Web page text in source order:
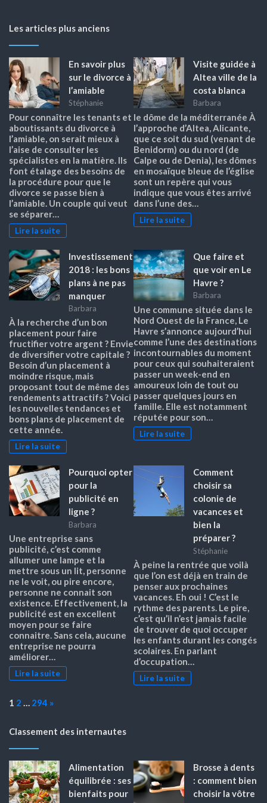
Les articles plus anciens
En savoir plus
sur le divorce à
l’amiable
Stéphanie
Pour connaître les tenants et
aboutissants du divorce à
l’amiable, on serait mieux à
l’aise de consulter les
spécialistes en la matière. Ils
font étalage des besoins de
la procédure pour que le
divorce se passe bien à
l’amiable. Un couple qui veut
se séparer…
Lire la suite
Visite guidée à
Altea ville de la
costa blanca
Barbara
le dôme de la méditerranée À
l’approche d’Altea, Alicante,
que ce soit du sud (venant de
Benidorm) ou du nord (de
Calpe ou de Denia), les dômes
en mosaïque bleue de l’église
sont un repère qui vous
indique que vous êtes arrivé
dans l’une des…
Lire la suite
Investissement
2018 : les bons
plans à ne pas
manquer
Barbara
À la recherche d’un bon
placement pour faire
fructifier votre argent ? Envie
de diversifier votre capitale ?
Besoin d’un placement à
moindre risque, mais
proposant tout de même des
rendements attractifs ? Voici
les nouvelles tendances et
bons plans de placement de
cette année.
Lire la suite
Que faire et
que voir en Le
Havre ?
Barbara
Une commune située dans le
Nord Ouest de la France, Le
Havre s’annonce aujourd’hui
comme l’une des destinations
incontournables du moment
pour ceux qui souhaiteraient
passer un week-end en
amoureux loin de tout ou
passer quelques jours en
famille. Elle est notamment
réputée pour son…
Lire la suite
Pourquoi opter
pour la
publicité en
ligne ?
Barbara
Une entreprise sans
publicité, c’est comme
allumer une lampe et la
mettre sous un lit, personne
ne le voit, ou pire encore,
personne ne connait son
existence. Effectivement, la
publicité est en excellent
moyen pour se faire
connaitre. Sans cela, aucune
entreprise ne pourra
améliorer…
Lire la suite
Comment
choisir sa
colonie de
vacances et
bien la
préparer ?
Stéphanie
À peine la rentrée que voilà
que l’on est déjà en train de
penser aux prochaines
vacances. Eh oui ! C’est le
rythme des parents. Le pire,
c’est qu’il n’est jamais facile
de trouver de quoi occuper
les enfants durant les congés
scolaires. En parlant
d’occupation…
Lire la suite
Page:
1 2 … 294 Next
»
Classement des internautes
Alimentation
équilibrée : ses
bienfaits pour
Brosse à dents
: comment bien
choisir la vôtre